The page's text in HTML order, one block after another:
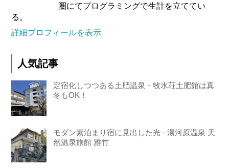
圏にてプログラミングで生計を立ててい
る。
詳細プロフィールを表示
人気記事
定宿化しつつある土肥温泉・牧水荘土肥館は真
冬もOK！
モダン素泊まり宿に見出した光 - 湯河原温泉 天
然温泉旅館 雅竹